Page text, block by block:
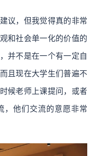
议，但我觉得真的非常
和社会单一化的价值的
并不是在一个有一定自
且现在大学生们普遍不
候老师上课提问，或者
，他们交流的意愿非常